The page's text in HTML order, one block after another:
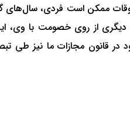
ممکن است فردی، سال‌های
دیگری از روی خصومت با